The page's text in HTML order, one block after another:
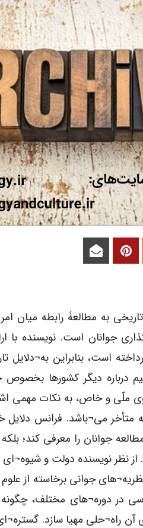
به مطالعۀ رابطه
جوانان است. نویسنده با
است، بنابراین به¬دلایل
دیگر کشورها بخصوص
ملّی و خاص، به نکات مهمی
متأخر می¬باشد. فرانس
جوانان را معرفی کند؛
از نظر نویسنده دولت و
جوانی برخاسته از
در دوره¬های مختلف،
راه¬حلی مهیا سازد.